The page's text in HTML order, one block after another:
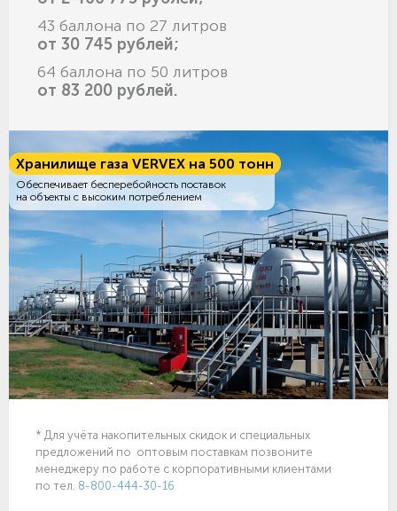
43 баллона по 27 литров
от 30 745 рублей;
64 баллона по 50 литров
от 83 200 рублей.
Хранилище газа VERVEX на 500 тонн
Обеспечивает бесперебойность поставок
на объекты с высоким потреблением
* Для учёта накопительных скидок и специальных
предложений по оптовым поставкам позвоните
менеджеру по работе с корпоративными клиентами
по тел. 8-800-444-30-16